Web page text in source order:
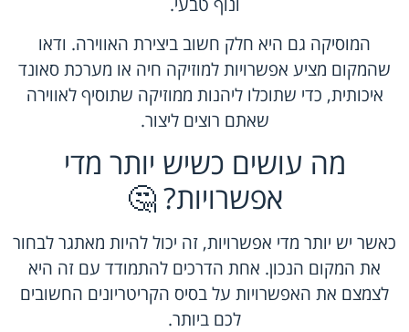
המוסיקה גם היא חלק חשוב ביצירת האווירה. ודאו
שהמקום מציע אפשרויות למוזיקה חיה או מערכת סאונד
איכותית, כדי שתוכלו ליהנות ממוזיקה שתוסיף לאווירה
שאתם רוצים ליצור.
מה עושים כשיש יותר מדי
אפשרויות? 🤔
כאשר יש יותר מדי אפשרויות, זה יכול להיות מאתגר לבחור
את המקום הנכון. אחת הדרכים להתמודד עם זה היא
לצמצם את האפשרויות על בסיס הקריטריונים החשובים
לכם ביותר.